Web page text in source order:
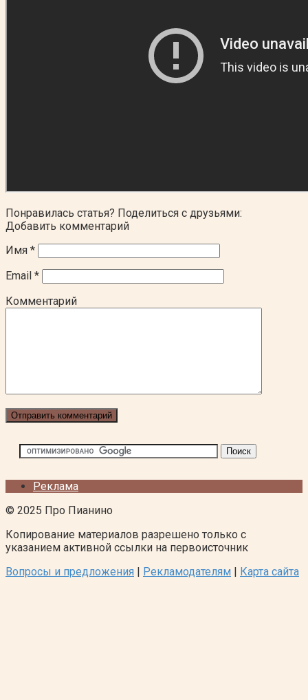
Понравилась статья? Поделиться с друзьями:
Добавить комментарий
Имя *
Email *
Комментарий
Реклама
© 2025 Про Пианино
Копирование материалов разрешено только с
указанием активной ссылки на первоисточник
Вопросы и предложения | Рекламодателям | Карта сайта